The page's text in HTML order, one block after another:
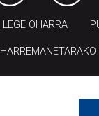
LEGE OHARRA
HARREMANETARAKO